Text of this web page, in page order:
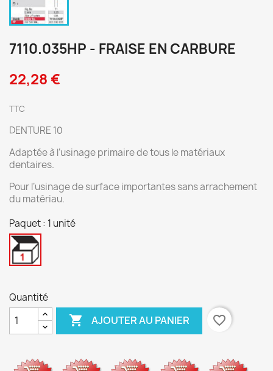
7110.035HP - FRAISE EN CARBURE
22,28 €
TTC
DENTURE 10
Adaptée à l‘usinage primaire de tous le matériaux
dentaires.
Pour l‘usinage de surface importantes sans arrachement
du matériau.
Paquet : 1 unité
1
Quantité
 AJOUTER AU PANIER favorite_border